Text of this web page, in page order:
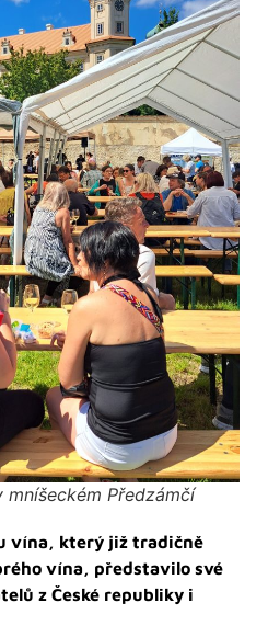
mníšeckém Předzámčí
vína, který již tradičně
vína, představilo své
z České republiky i